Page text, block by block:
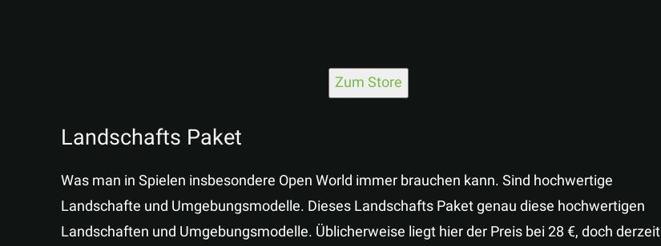
Zum Store
Landschafts Paket
Was man in Spielen insbesondere Open World immer brauchen kann. Sind hochwertige
Landschafte und Umgebungsmodelle. Dieses Landschafts Paket genau diese hochwertigen
Landschaften und Umgebungsmodelle. Üblicherweise liegt hier der Preis bei 28 €, doch derzeit